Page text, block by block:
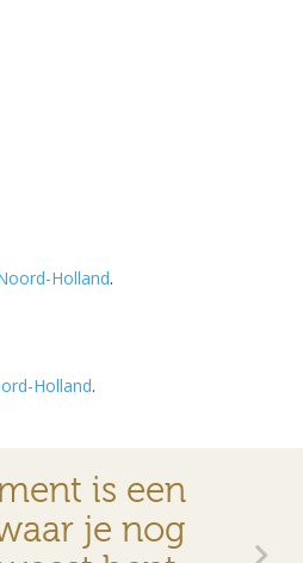
Holland.
Holland.
is een
je nog